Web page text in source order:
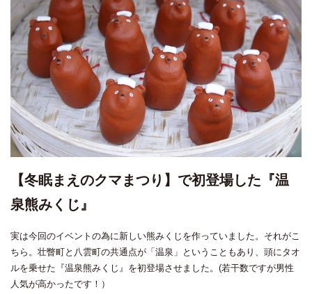
【冬眠まえのクマまつり】で初登場した『温
泉熊みくじ』
実は今回のイベントの為に新しい熊みくじを作っていました。それがこ
ちら。壮瞥町と八雲町の共通点が「温泉」ということもあり、頭にタオ
ルを乗せた『温泉熊みくじ』を初登場させました。(若干数ですが男性
人気が高かったです！）